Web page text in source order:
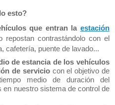
esto?
que entran la estación
repostan contrastándolo con el
cafetería, puente de lavado...
de estancia de los vehículos
de servicio con el objetivo de
medio de duración del
en nuestro sistema de control de